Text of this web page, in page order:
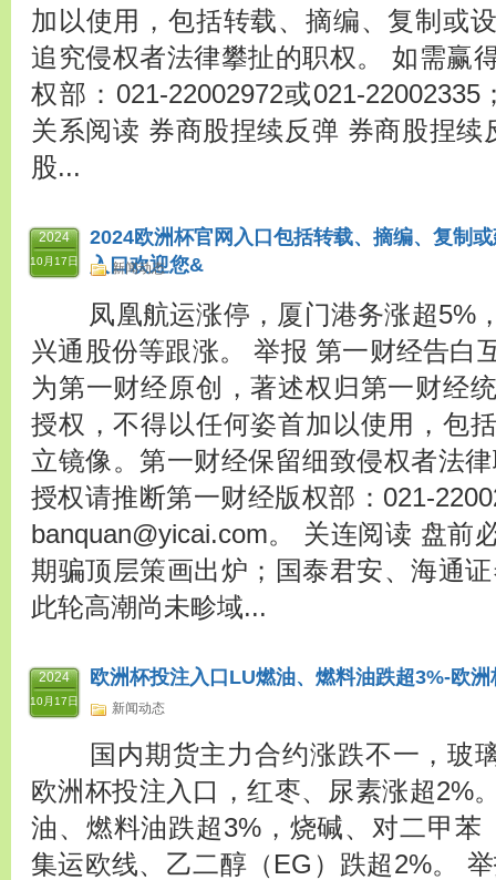
加以使用，包括转载、摘编、复制或
追究侵权者法律攀扯的职权。 如需赢
权部：021-22002972或021-22002335
关系阅读 券商股捏续反弹 券商股捏续
股...
2024
10月17日
2024欧洲杯官网入口包括转载、摘编、复制
入口欢迎您&
新闻动态
凤凰航运涨停，厦门港务涨超5%
兴通股份等跟涨。 举报 第一财经告白
为第一财经原创，著述权归第一财经
授权，不得以任何姿首加以使用，包
立镜像。第一财经保留细致侵权者法
授权请推断第一财经版权部：021-
banquan@yicai.com。 关连阅读 盘前
期骗顶层策画出炉；国泰君安、海通
此轮高潮尚未畛域...
2024
10月17日
欧洲杯投注入口LU燃油、燃料油跌超3%-欧
新闻动态
国内期货主力合约涨跌不一，玻
欧洲杯投注入口，红枣、尿素涨超2%
油、燃料油跌超3%，烧碱、对二甲苯
集运欧线、乙二醇（EG）跌超2%。